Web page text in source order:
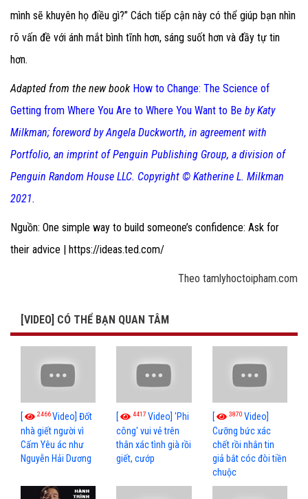
mình sẽ khuyên họ điều gì?” Cách tiếp cận này có thể giúp bạn nhìn
rõ vấn đề với ánh mắt bình tĩnh hơn, sáng suốt hơn và đầy tự tin
hơn.
Adapted from the new book How to Change: The Science of
Getting from Where You Are to Where You Want to Be by Katy
Milkman; foreword by Angela Duckworth, in agreement with
Portfolio, an imprint of Penguin Publishing Group, a division of
Penguin Random House LLC. Copyright © Katherine L. Milkman
2021.
Nguồn: One simple way to build someone’s confidence: Ask for
their advice | https://ideas.ted.com/
Theo tamlyhoctoipham.com
[VIDEO] CÓ THỂ BẠN QUAN TÂM
[ 2466Video] Đốt
nhà giết người vì
Cấm Yêu ác như
Nguyễn Hải Dương
[ 4417Video] 'Phi
công' vui vẻ trên
thân xác tình già rồi
giết, cướp
[ 3870 Video]
Cưỡng bức xác
chết rồi nhắn tin
giả bắt cóc đòi tiền
chuộc